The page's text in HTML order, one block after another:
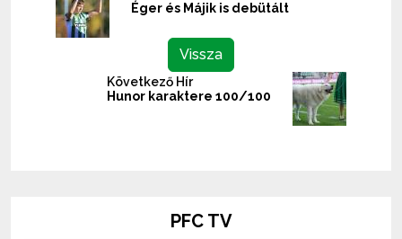
Éger és Májik is debütált
Vissza
Következő Hír
Hunor karaktere 100/100
PFC TV